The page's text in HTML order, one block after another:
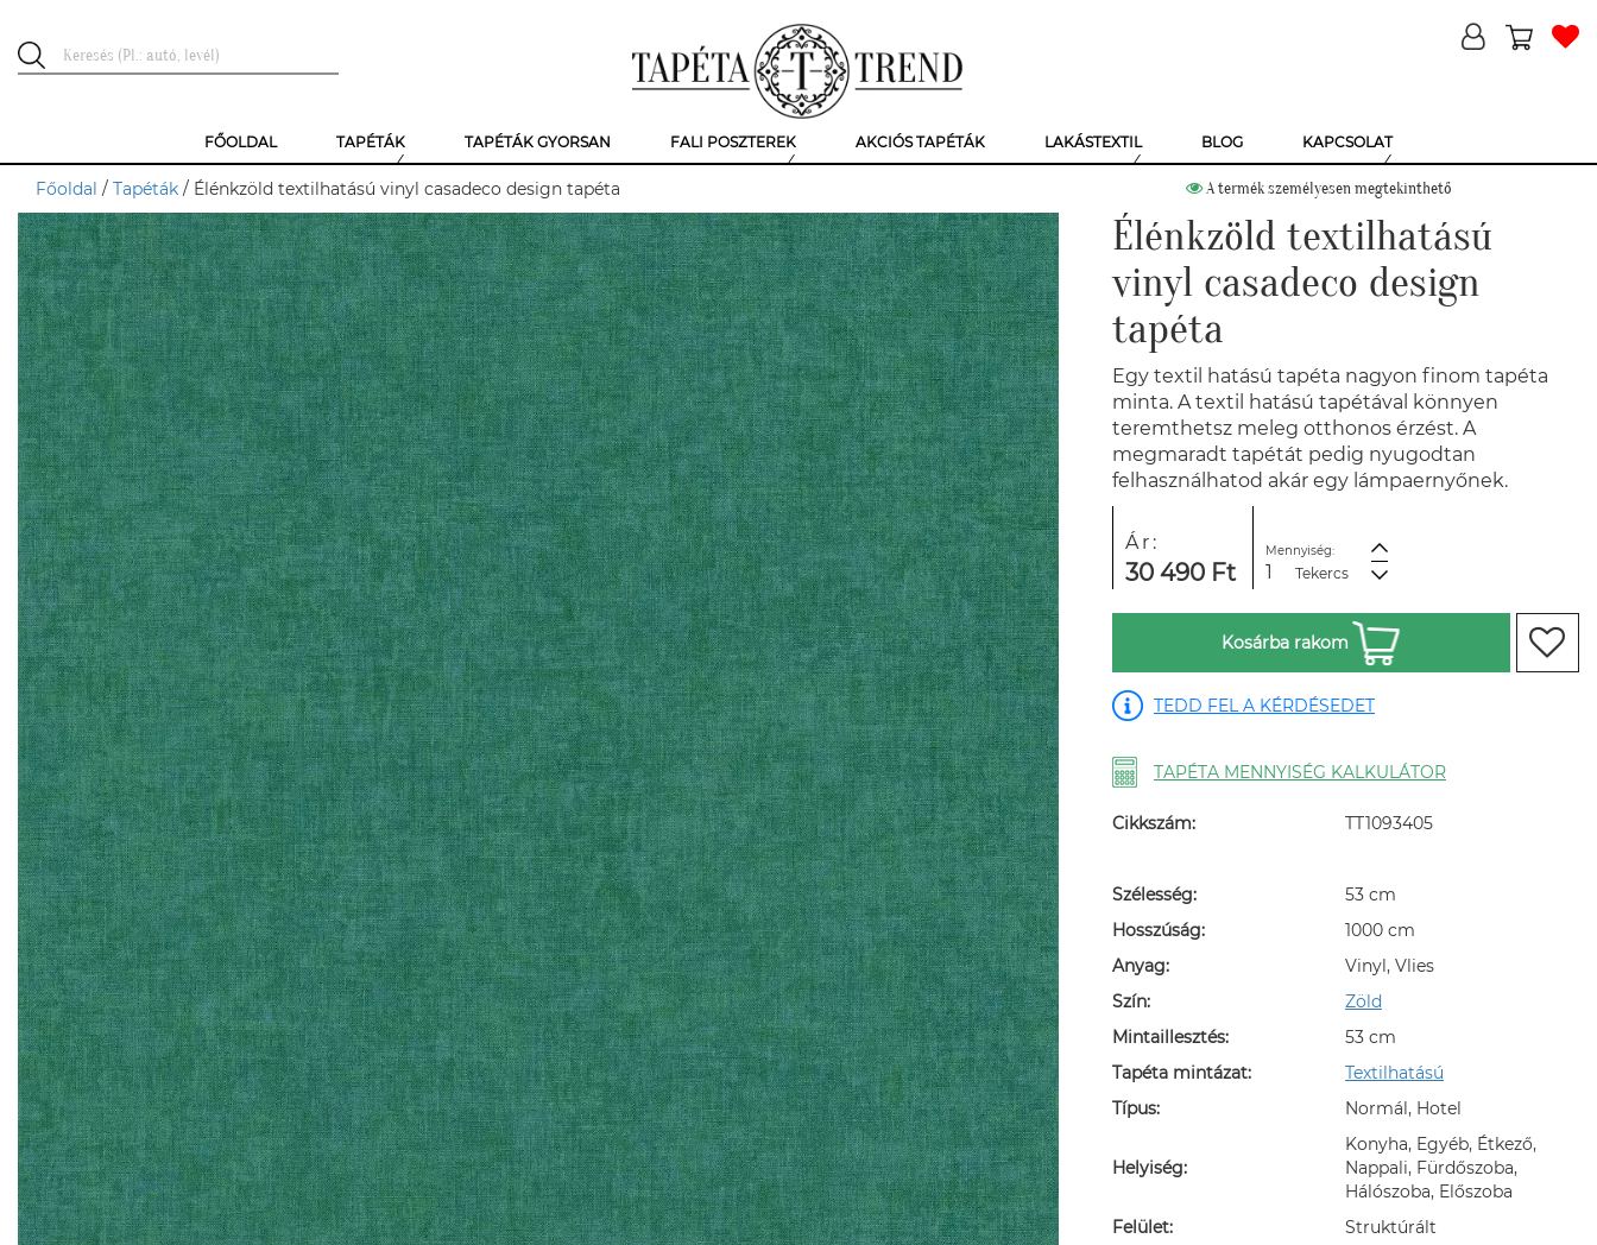
FŐOLDAL TAPÉTÁK TAPÉTÁK GYORSAN FALI POSZTEREK AKCIÓS TAPÉTÁK LAKÁSTEXTIL BLOG KAPCSOLAT
Főoldal / Tapéták / Élénkzöld textilhatású vinyl casadeco design tapéta A termék személyesen megtekinthető
Élénkzöld textilhatású
vinyl casadeco design
tapéta
Egy textil hatású tapéta nagyon finom tapéta
minta. A textil hatású tapétával könnyen
teremthetsz meleg otthonos érzést. A
megmaradt tapétát pedig nyugodtan
felhasználhatod akár egy lámpaernyőnek.
Ár:
30 490 Ft
Mennyiség:
Tekercs
Kosárba rakom
TEDD FEL A KÉRDÉSEDET
TAPÉTA MENNYISÉG KALKULÁTOR
Cikkszám: TT1093405
Szélesség:
53 cm
Hosszúság:
1000 cm
Anyag:
Vinyl, Vlies
Szín:
Zöld
Mintaillesztés:
53 cm
Tapéta mintázat:
Textilhatású
Típus:
Normál, Hotel
Helyiség:
Konyha, Egyéb, Étkező,
Nappali, Fürdőszoba,
Hálószoba, Előszoba
Felület:
Struktúrált